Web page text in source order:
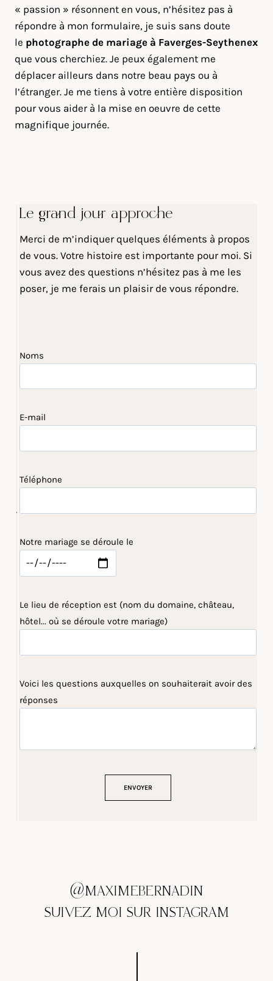
« passion » résonnent en vous, n’hésitez pas à
répondre à mon formulaire, je suis sans doute
le photographe de mariage à Faverges-Seythenex
que vous cherchiez. Je peux également me
déplacer ailleurs dans notre beau pays ou à
l’étranger. Je me tiens à votre entière disposition
pour vous aider à la mise en oeuvre de cette
magnifique journée.
Le grand jour approche
Merci de m’indiquer quelques éléments à propos
de vous. Votre histoire est importante pour moi. Si
vous avez des questions n’hésitez pas à me les
poser, je me ferais un plaisir de vous répondre.
Noms
E-mail
Téléphone
Notre mariage se déroule le
Le lieu de réception est (nom du domaine, château,
hôtel... où se déroule votre mariage)
Voici les questions auxquelles on souhaiterait avoir des
réponses
@MAXIMEBERNADIN
SUIVEZ MOI SUR INSTAGRAM